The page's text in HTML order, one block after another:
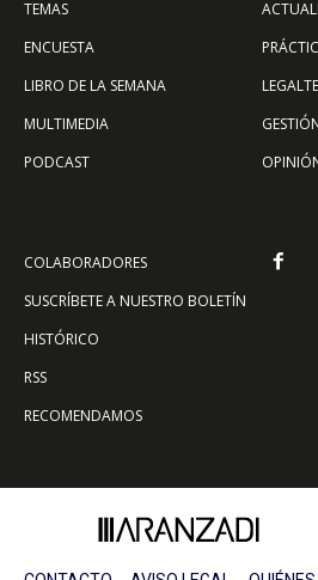
TEMAS
ENCUESTA
LIBRO DE LA SEMANA
MULTIMEDIA
PODCAST
COLABORADORES
SUSCRÍBETE A NUESTRO BOLETÍN
HISTÓRICO
RSS
RECOMENDAMOS